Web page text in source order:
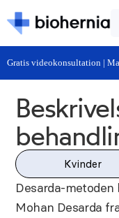
Gratis videokonsultation |
Kvinder
Desarda-metoden
Mohan Desarda